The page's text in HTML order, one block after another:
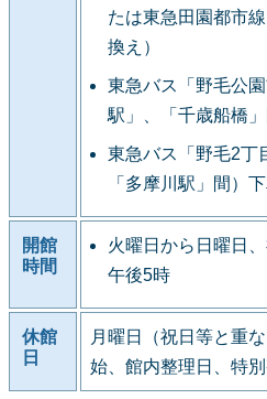
たは東急田園都市
換え）
東急バス「野毛公
駅」、「千歳船橋
東急バス「野毛2丁
「多摩川駅」間）
開館
時間
火曜日から日曜日
午後5時
休館
日
月曜日（祝日等と重
始、館内整理日、特